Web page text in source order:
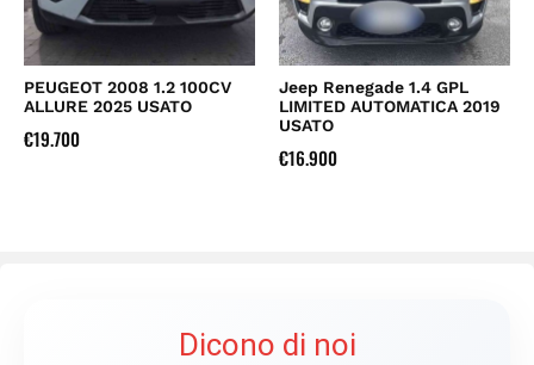
PEUGEOT 2008 1.2 100CV
ALLURE 2025 USATO
€19.700
Jeep Renegade 1.4 GPL
LIMITED AUTOMATICA 2019
USATO
€16.900
Dicono di noi